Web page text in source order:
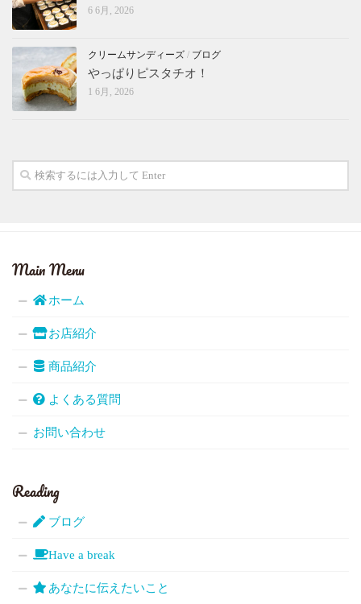
6 6月, 2026
クリームサンディーズ / ブログ
やっぱりピスタチオ！
1 6月, 2026
Main Menu
ホーム
お店紹介
商品紹介
よくある質問
お問い合わせ
Reading
ブログ
Have a break
あなたに伝えたいこと